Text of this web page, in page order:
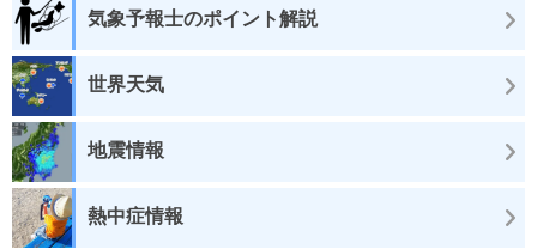
気象予報士のポイント解説
世界天気
地震情報
熱中症情報